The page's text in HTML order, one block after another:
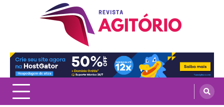
revistaagitorio.com.br
Portal de Artigos Incríveis